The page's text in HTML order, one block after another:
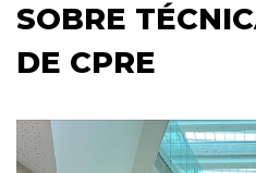
SOBRE
DE CPRE